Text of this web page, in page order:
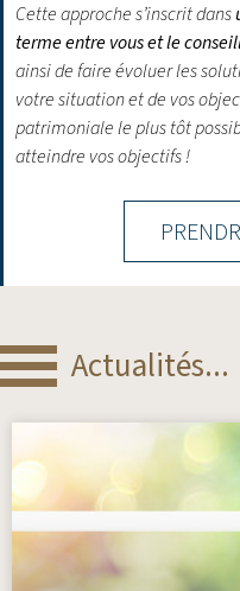
Cette approche s’inscrit dans
terme entre vous et le
ainsi de faire évoluer les
votre situation et de vos
patrimoniale le plus tôt
atteindre vos objectifs !
Actualités...